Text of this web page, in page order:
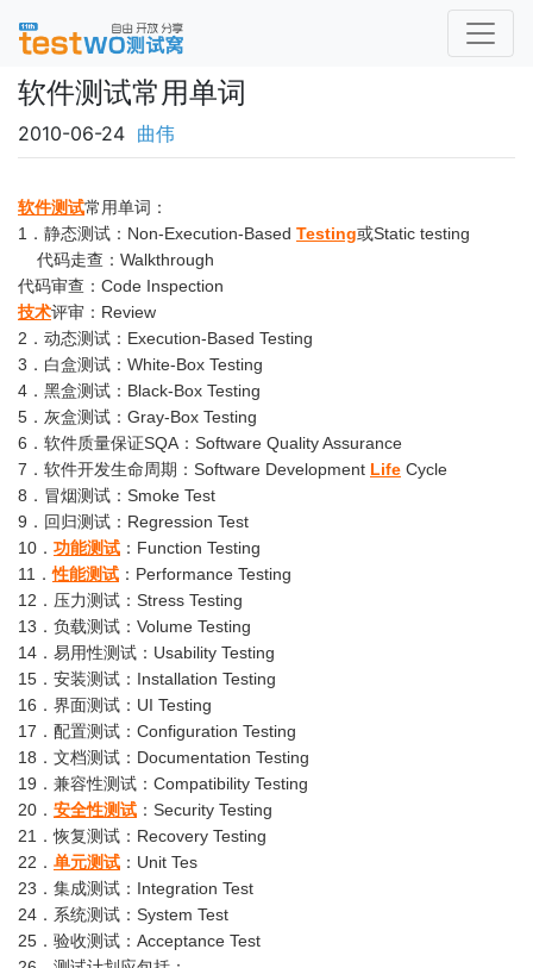
软件测试常用单词
2010-06-24 曲伟
软件测试常用单词：
1．静态测试：Non-Execution-Based Testing或Static testing
代码走查：Walkthrough
代码审查：Code Inspection
技术评审：Review
2．动态测试：Execution-Based Testing
3．白盒测试：White-Box Testing
4．黑盒测试：Black-Box Testing
5．灰盒测试：Gray-Box Testing
6．软件质量保证SQA：Software Quality Assurance
7．软件开发生命周期：Software Development Life Cycle
8．冒烟测试：Smoke Test
9．回归测试：Regression Test
10． 功能测试 ：Function Testing
11．性能测试 ：Performance Testing
12．压力测试：Stress Testing
13．负载测试：Volume Testing
14．易用性测试：Usability Testing
15．安装测试：Installation Testing
16．界面测试：UI Testing
17．配置测试：Configuration Testing
18．文档测试：Documentation Testing
19．兼容性测试：Compatibility Testing
20． 安全性测试 ：Security Testing
21．恢复测试：Recovery Testing
22． 单元测试 ：Unit Tes
23．集成测试：Integration Test
24．系统测试：System Test
25．验收测试：Acceptance Test